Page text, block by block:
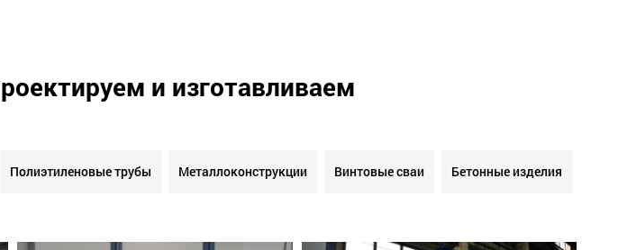
и изготавливаем
Полиэтиленовые трубы Металлоконструкции Винтовые сваи Бетонные изделия